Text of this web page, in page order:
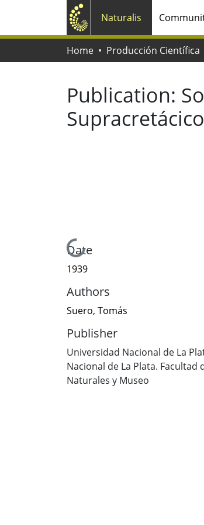
Naturalis
Home Producción Científica
Publication:
Loading...
Date
1939
Authors
Suero, Tomás
Publisher
Universidad Nacional de La
Nacional de La Plata. Facultad
Naturales y Museo